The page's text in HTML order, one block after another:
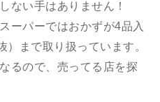
ない手はありません！
ーパーではおかずが4品入
まで取り扱っています。
るので、売ってる店を探